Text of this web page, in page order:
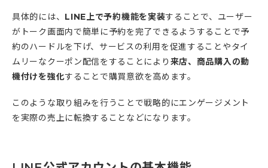
具体的には、 LINE上で予約機能を実装することで、ユーザー
がトーク画面内で簡単に予約を完了できるようすることで予
約のハードルを下げ、サービスの利用を促進することやタイ
ムリーなクーポン配信をすることにより 来店、商品購入の動
機付けを強化することで購買意欲を高めます。
このような取り組みを行うことで戦略的にエンゲージメント
を実際の売上に転換することなどになります。